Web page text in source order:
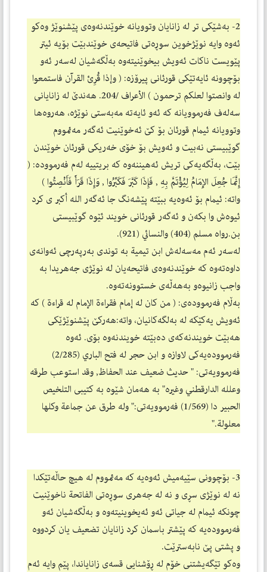
2- به‌شێكی تر له‌ زانایان وتوویانه‌ خوێندنه‌وه‌ی پێشنوێژ وه‌كو
ئه‌وه‌ وایه‌ نوێژخوین سوڕه‌تی فاتیحه‌ی خوێندبێت بۆیه‌ ئیتر
پێویست ناكات ئه‌ویش بیخوێنیته‌وه به‌ڵگه‌شیان له‌سه‌ر ئه‌و
بۆچوونه‌ ئایه‌تێكی قورئانی پیرۆزه‌: ( وإذا قُرِئ القرآن فاستمعوا
له وانصتوا لعلكم ترحمون ) الأعراف /204. هه‌ندێ له‌ زانایانی
سه‌له‌ف فه‌رموویانه‌ كه‌ ئه‌و ئایه‌ته‌ مه‌به‌ستی نوێژه‌، هه‌روه‌ها
وتوویانه‌ ئیمام قورئان بۆ كێ ئه‌خوێنیت ئه‌گه‌ر مه‌ئمووم
گوێبیستی نه‌بیت و ئه‌ویش بۆ خۆی خه‌ریكی قورئان خوێندن
بێت، به‌ڵگه‌یه‌كی تریش ئه‌هیننه‌وه‌ كه‌ بریتییه‌ له‌م فه‌رمووده‌: (
إِنَّمَا جُعِلَ الإِمَامُ لِيُؤْتَمَّ بِهِ , فَإِذَا كَبَّرَ فَكَبِّرُوا , وَإِذَا قَرَأَ فَأَنْصِتُوا )
واته‌: ئیمام بۆ ئه‌وه‌یه‌ ببێته‌ پێشه‌نگ جا ئه‌گه‌ر الله أكبر ی كرد
ئیوه‌ش وا بكه‌ن و ئه‌گه‌ر قورئانی خویند ئێوه‌ گوێبیستی
بن.رواه مسلم (404) والنسائي (921).
له‌سه‌ر ئه‌م مه‌سه‌له‌ش ابن تیمیة به‌ توندی به‌رپه‌رچی ئه‌وانه‌ی
داوه‌ته‌وه‌ كه‌ خوێندنه‌وه‌ی فاتیحه‌یان له‌ نوێژی جه‌هریدا به‌
واجب زانیوه‌و به‌هه‌ڵه‌ی خستوونه‌ته‌وه‌.
به‌ڵام فه‌رمووده‌ی: ( من كان له إمام فقراءة الإمام له قراءة ) كه‌
ئه‌ویش یه‌كێكه‌ له‌ به‌لگه‌كانیان، واته‌:هه‌ركێ پێشنوێژێكی
هه‌بێت خویندنه‌كه‌ی ده‌بێته‌ خویندنه‌وه‌ بۆی. ئه‌وه‌
فه‌رمووده‌یه‌كی لاوازه‌ و ابن حجر له‌ فتح الباري (2/285)
فه‌رموویه‌تی: " حديث ضعيف عند الحفاظ, وقد استوعب طرقه
وعلله الدارقطني وغيره" به‌ هه‌مان شێوه‌ به‌ كتیبی التلخيص
الحبیر دا (1/569) فه‌رموویه‌تی:" وله طرق عن جماعة وكلها
معلولة."
3- بۆچوونی سێیه‌میش ئه‌وه‌یه‌ كه‌ مه‌ئمووم له‌ هیچ حاڵه‌تێكدا
نه‌ له‌ نوێژی سڕی و نه‌ له‌ جه‌هری سوڕه‌تی الفاتحة ناخوێنیت
چونكه‌ ئیمام له‌ جیاتی ئه‌و ئه‌یخوینیته‌وه‌ و به‌ڵگه‌شیان ئه‌و
فه‌رمووده‌یه‌ كه‌ پێشتر باسمان كرد زانایان تضعیف یان كردووه‌
و پشتی پێ نابه‌سترێت.
وه‌كو تێگه‌یشتنی خۆم له‌ ڕۆشنایی قسه‌ی زانایاندا، پێم وایه‌ ئه‌م